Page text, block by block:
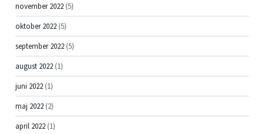
november 2022 (5)
oktober 2022 (5)
september 2022 (5)
august 2022 (1)
juni 2022 (1)
maj 2022 (2)
april 2022 (1)